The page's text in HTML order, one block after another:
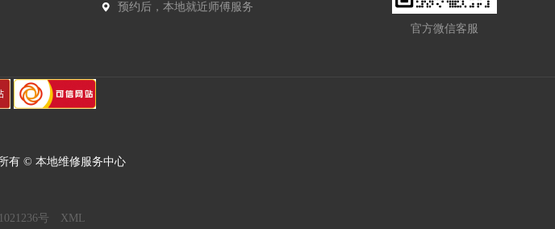
预约后，本地就近师傅服务
官方微信客服
有 © 本地维修服务中心
号 XML